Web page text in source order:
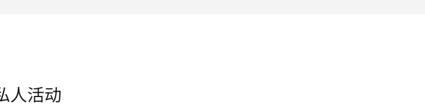
人活动